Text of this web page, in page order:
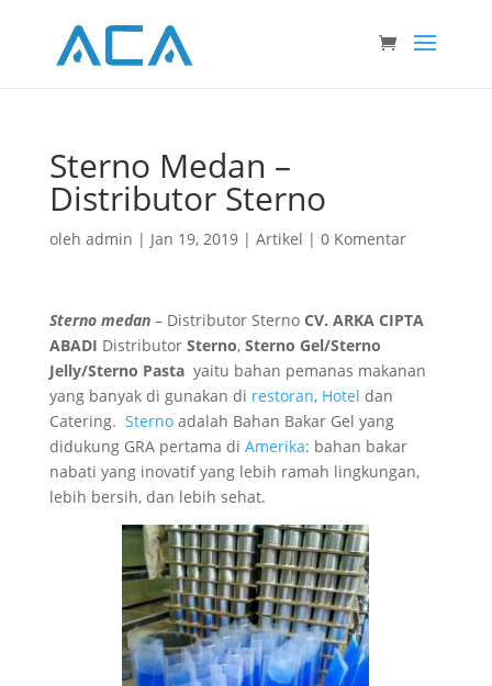
Sterno Medan –
Distributor Sterno
oleh admin | Jan 19, 2019| Artikel | 0 Komentar
Sterno medan– Distributor Sterno CV. ARKA CIPTA
ABADI DistributorSterno,Sterno Gel/Sterno
Jelly/Sterno Pastayaitu bahan pemanas makanan
yang banyak di gunakan di restoran, Hotel dan
Catering. Sternoadalah Bahan Bakar Gel yang
didukung GRA pertama di Amerika: bahan bakar
nabati yang inovatif yang lebih ramah lingkungan,
lebih bersih, dan lebih sehat.